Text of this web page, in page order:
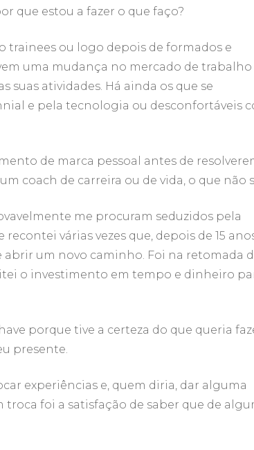
que estou a fazer o que faço?
trainees ou logo depois de formados e
uma mudança no mercado de trabalho
suas atividades. Há ainda os que se
e pela tecnologia ou desconfortáveis
de marca pessoal antes de
coach de carreira ou de vida, o que não
me procuram seduzidos pela
várias vezes que, depois de 15
um novo caminho. Foi na retomada
o investimento em tempo e dinheiro
porque tive a certeza do que queria
presente.
experiências e, quem diria, dar alguma
foi a satisfação de saber que de